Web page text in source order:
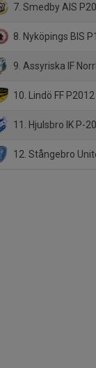
7. Smedby AIS
8. Nyköpings BIS
9. Assyriska IF
10. Lindö FF P2012
11. Hjulsbro IK P-
12. Stångebro